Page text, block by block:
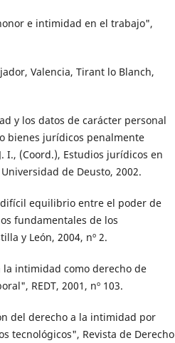
e intimidad en el trabajo",
Valencia, Tirant lo Blanch,
y los datos de carácter personal
bienes jurídicos penalmente
I., (Coord.), Estudios jurídicos en
de Deusto, 2002.
difícil equilibrio entre el poder de
fundamentales de los
y León, 2004, nº 2.
la intimidad como derecho de
REDT, 2001, nº 103.
del derecho a la intimidad por
tecnológicos", Revista de Derecho